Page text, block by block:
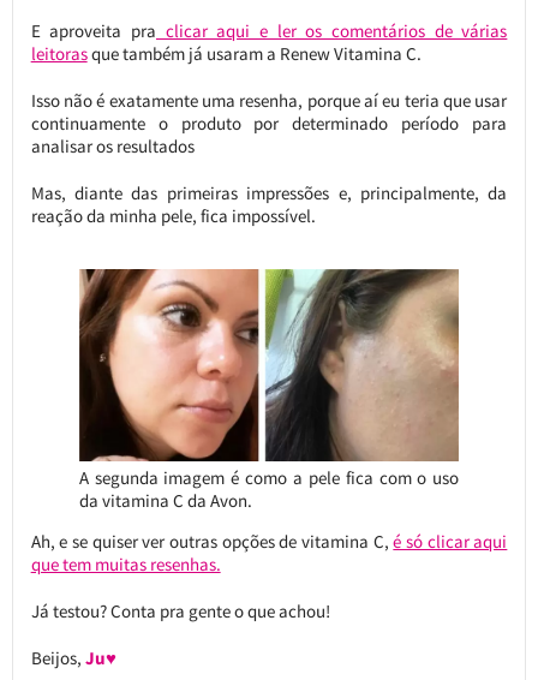
E aproveita pra clicar aqui e ler os comentários de várias
leitorasque também já usaram a Renew Vitamina C.
Isso não é exatamente uma resenha, porque aí eu teria que usar
continuamente o produto por determinado período para
analisar os resultados
Mas, diante das primeiras impressões e, principalmente, da
reação da minha pele, fica impossível.
A segunda imagem é como a pele fica com o uso
da vitamina C da Avon.
Ah, e se quiser ver outras opções de vitamina C,é só clicar aqui
que tem muitas resenhas.
Já testou? Conta pra gente o que achou!
Beijos, Ju♥